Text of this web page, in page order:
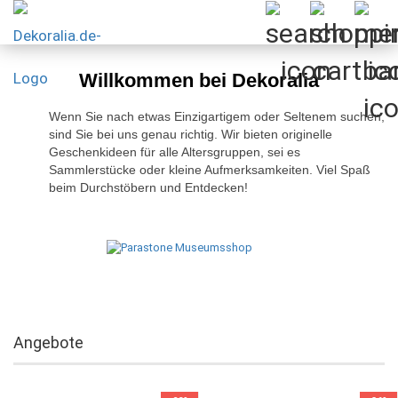
Willkommen bei Dekoralia
Wenn Sie nach etwas Einzigartigem oder Seltenem suchen,
sind Sie bei uns genau richtig. Wir bieten originelle
Geschenkideen für alle Altersgruppen, sei es
Sammlerstücke oder kleine Aufmerksamkeiten. Viel Spaß
beim Durchstöbern und Entdecken!
Angebote